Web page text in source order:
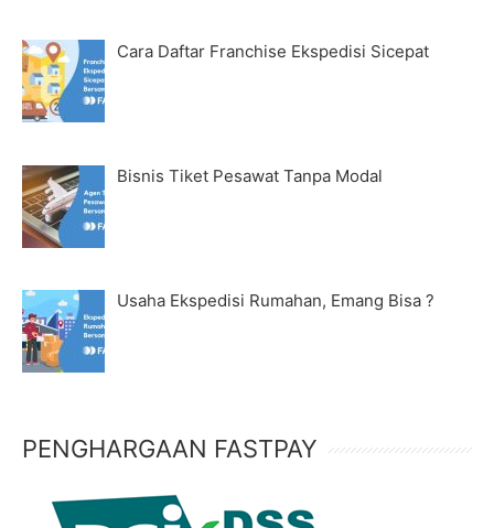
Cara Daftar Franchise Ekspedisi Sicepat
Bisnis Tiket Pesawat Tanpa Modal
Usaha Ekspedisi Rumahan, Emang Bisa ?
PENGHARGAAN FASTPAY